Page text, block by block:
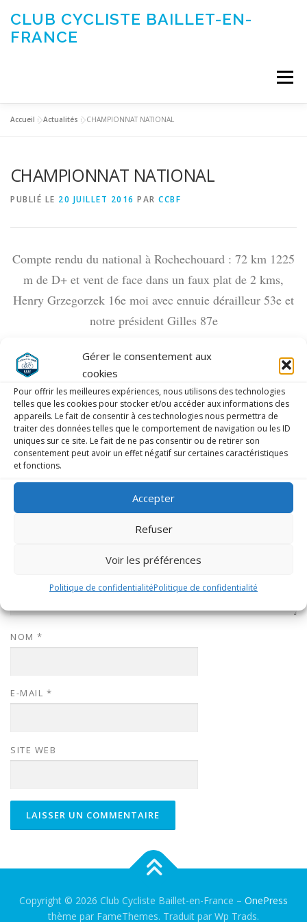
Gérer le consentement aux
cookies
Pour offrir les meilleures expériences, nous utilisons des technologies
telles que les cookies pour stocker et/ou accéder aux informations des
appareils. Le fait de consentir à ces technologies nous permettra de
traiter des données telles que le comportement de navigation ou les ID
uniques sur ce site. Le fait de ne pas consentir ou de retirer son
consentement peut avoir un effet négatif sur certaines caractéristiques
et fonctions.
Accepter
Refuser
Voir les préférences
Politique de confidentialitéPolitique de confidentialité
contenu
CLUB CYCLISTE BAILLET-EN-
FRANCE
Menu
SORTIES CLUB CONTACTEZ-NOUS
Accueil »Actualités »CHAMPIONNAT NATIONAL
CHAMPIONNAT NATIONAL
PUBLIÉ LE 20 JUILLET 2016 PAR CCBF
Compte rendu du national à Rochechouard : 72 km 1225
m de D+ et vent de face dans un faux plat de 2 kms,
Henry Grzegorzek 16e moi avec ennuie dérailleur 53e et
notre président Gilles 87e
Bernard Vergerau
LAISSER UN COMMENTAIRE
COMMENTAIRE
NOM *
E-MAIL *
SITE WEB
Copyright © 2026 Club Cycliste Baillet-en-France – OnePress
thème par FameThemes. Traduit par Wp Trads.